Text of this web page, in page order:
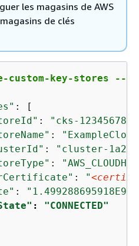
les magasins de AWS
de clés
custom-key-stores --
: [
:
"cks-
:
:
"cluster-
:
: "
: "1.499288695918E9"
: "CONNECTED"